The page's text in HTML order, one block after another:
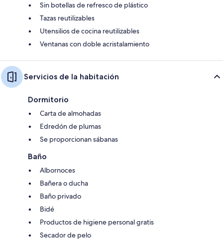
Sin botellas de refresco de plástico
Tazas reutilizables
Utensilios de cocina reutilizables
Ventanas con doble acristalamiento
Servicios de la habitación
Dormitorio
Carta de almohadas
Edredón de plumas
Se proporcionan sábanas
Baño
Albornoces
Bañera o ducha
Baño privado
Bidé
Productos de higiene personal gratis
Secador de pelo